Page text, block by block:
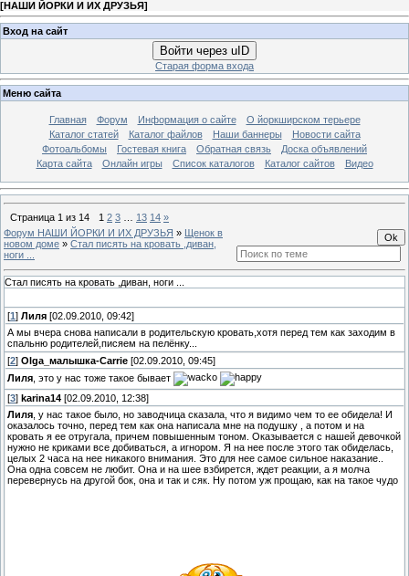
[НАШИ ЙОРКИ И ИХ ДРУЗЬЯ]
Вход на сайт
Войти через uID
Старая форма входа
Меню сайта
Главная Форум Информация о сайте
О йоркширском терьере
Каталог статей
Каталог файлов Наши баннеры
Новости сайта
Фотоальбомы
Гостевая книга Обратная связь
Доска объявлений
Карта сайта
Онлайн игры Список каталогов Каталог сайтов Видео
Страница 1 из 14 1 2 3 13 14 »
Форум НАШИ ЙОРКИ И ИХ ДРУЗЬЯ » Щенок в
новом доме » Стал писять на кровать ,диван,
ноги ...
Стал писять на кровать ,диван, ноги ...
[1 ] Лиля [02.09.2010, 09:42]
А мы вчера снова написали в родительскую кровать,хотя перед тем как заходим в
спальню родителей,писяем на пелёнку...
[2] Olga_малышка-Carrie [02.09.2010, 09:45]
Лиля , это у нас тоже такое бывает
[3] karina14 [02.09.2010, 12:38]
Лиля , у нас такое было, но заводчица сказала, что я видимо чем то ее обидела! И
оказалось точно, перед тем как она написала мне на подушку , а потом и на
кровать я ее отругала, причем повышенным тоном. Оказывается с нашей девочкой
нужно не криками все добиваться, а игнором. Я на нее после этого так обиделась,
целых 2 часа на нее никакого внимания. Это для нее самое сильное наказание..
Она одна совсем не любит. Она и на шее взбирется, ждет реакции, а я молча
перевернусь на другой бок, она и так и сяк. Ну потом уж прощаю, как на такое чудо